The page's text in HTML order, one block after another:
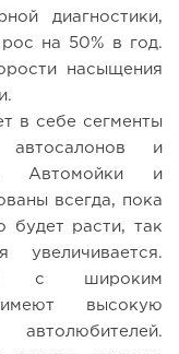
диагностики,
на 50% в год.
насыщения
в себе сегменты
автосалонов и
Автомойки и
всегда, пока
будет расти, так
с широким
высокую